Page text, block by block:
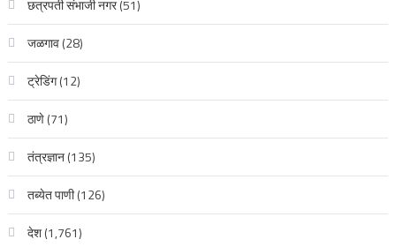
छत्रपती संभाजी नगर(51)
जळगाव(28)
ट्रेडिंग(12)
ठाणे(71)
तंत्रज्ञान(135)
तब्येत पाणी(126)
देश(1,761)